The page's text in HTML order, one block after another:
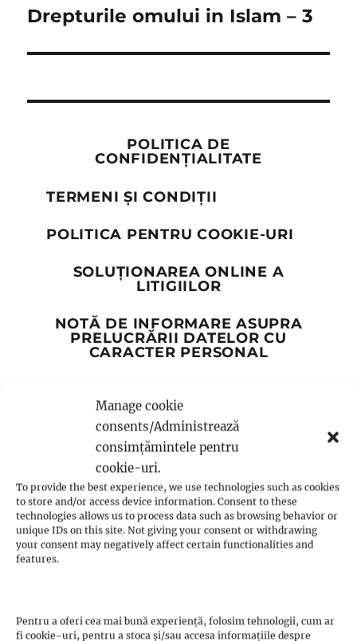
Manage cookie
consents/Administrează
consimțămintele pentru
cookie-uri.
To provide the best experience, we use technologies such as cookies
to store and/or access device information. Consent to these
technologies allows us to process data such as browsing behavior or
unique IDs on this site. Not giving your consent or withdrawing
your consent may negatively affect certain functionalities and
features.
Pentru a oferi cea mai bună experiență, folosim tehnologii, cum ar
fi cookie-uri, pentru a stoca și/sau accesa informațiile despre
Next
Drepturile omului in Islam – 3
POLITICA DE
CONFIDENȚIALITATE
TERMENI ȘI CONDIȚII
POLITICA PENTRU COOKIE-URI
SOLUȚIONAREA ONLINE A
LITIGIILOR
NOTĂ DE INFORMARE ASUPRA
PRELUCRĂRII DATELOR CU
CARACTER PERSONAL
Notă asupra răspunderii: Ideile, sfaturile,
sugestiile și comentariile exprimate pe acest
site reprezintă un punct de vedere. Informația
de pe acest site este oferita fără garanție.
Responsabilitatea deciziilor luate în baza
informațiilor prezentate pe acest site aparține